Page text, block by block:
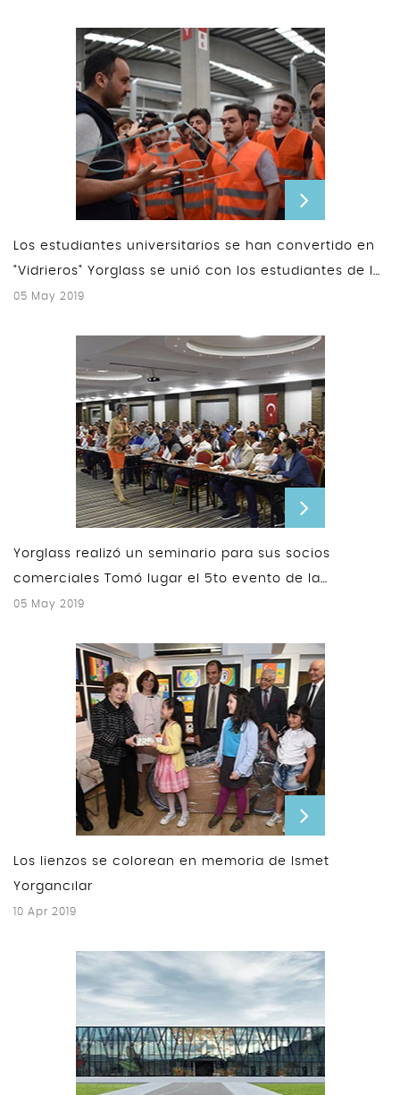
Los estudiantes universitarios se han convertido en
"Vidrieros" Yorglass se unió con los estudiantes de la
facultad de ingeniería
05 May 2019
Yorglass realizó un seminario para sus socios
comerciales Tomó lugar el 5to evento de la
Academia Yorglass
05 May 2019
Los lienzos se colorean en memoria de Ismet
Yorgancılar
10 Apr 2019